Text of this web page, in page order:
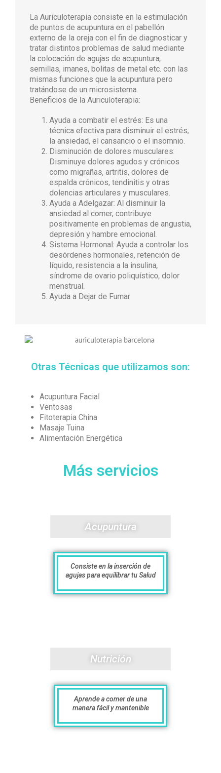
La Auriculoterapia consiste en la estimulación
de puntos de acupuntura en el pabellón
externo de la oreja con el fin de diagnosticar y
tratar distintos problemas de salud mediante
la colocación de agujas de acupuntura,
semillas, imanes, bolitas de metal etc. con las
mismas funciones que la acupuntura pero
tratándose de un microsistema.
Beneficios de la Auriculoterapia:
Ayuda a combatir el estrés: Es una
técnica efectiva para disminuir el estrés,
la ansiedad, el cansancio o el insomnio.
Disminución de dolores musculares:
Disminuye dolores agudos y crónicos
como migrañas, artritis, dolores de
espalda crónicos, tendinitis y otras
dolencias articulares y musculares.
Ayuda a Adelgazar: Al disminuir la
ansiedad al comer, contribuye
positivamente en problemas de angustia,
depresión y hambre emocional.
Sistema Hormonal: Ayuda a controlar los
desórdenes hormonales, retención de
líquido, resistencia a la insulina,
síndrome de ovario poliquístico, dolor
menstrual.
Ayuda a Dejar de Fumar
Otras Técnicas que utilizamos son:
Acupuntura Facial
Ventosas
Fitoterapia China
Masaje Tuina
Alimentación Energética
Más servicios
Acupuntura
Consiste en la inserción de
agujas para equilibrar tu Salud
Nutrición
Aprende a comer de una
manera fácil y mantenible